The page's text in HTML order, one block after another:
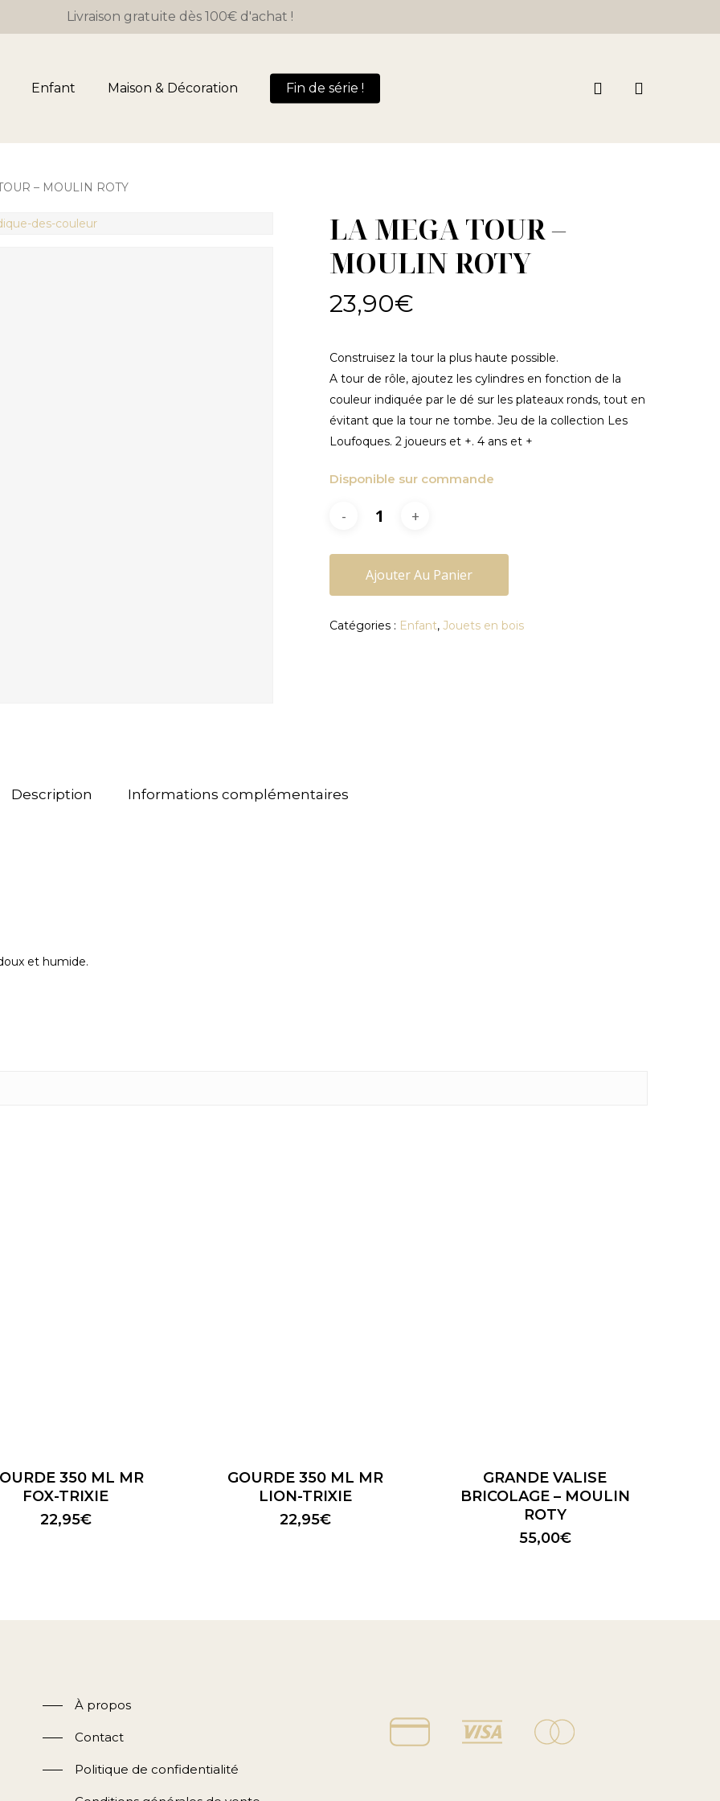
Livraison gratuite dès 100€ d'achat !
Enfant Maison & Décoration Fin de série ! search
PanierCart
– MOULIN ROTY
LA MEGA TOUR –
MOULIN ROTY
23,90€
Construisez la tour la plus haute possible.
A tour de rôle, ajoutez les cylindres en fonction de la
couleur indiquée par le dé sur les plateaux ronds, tout en
évitant que la tour ne tombe. Jeu de la collection Les
Loufoques. 2 joueurs et +. 4 ans et +
Disponible sur commande
Ajouter Au Panier
Catégories : Enfant,Jouets en bois
Description Informations complémentaires
et humide.
350 ML MR
FOX-TRIXIE
22,95€
GOURDE 350 ML MR
LION-TRIXIE
22,95€
GRANDE VALISE
BRICOLAGE – MOULIN
ROTY
55,00€
À propos
Contact
Politique de confidentialité